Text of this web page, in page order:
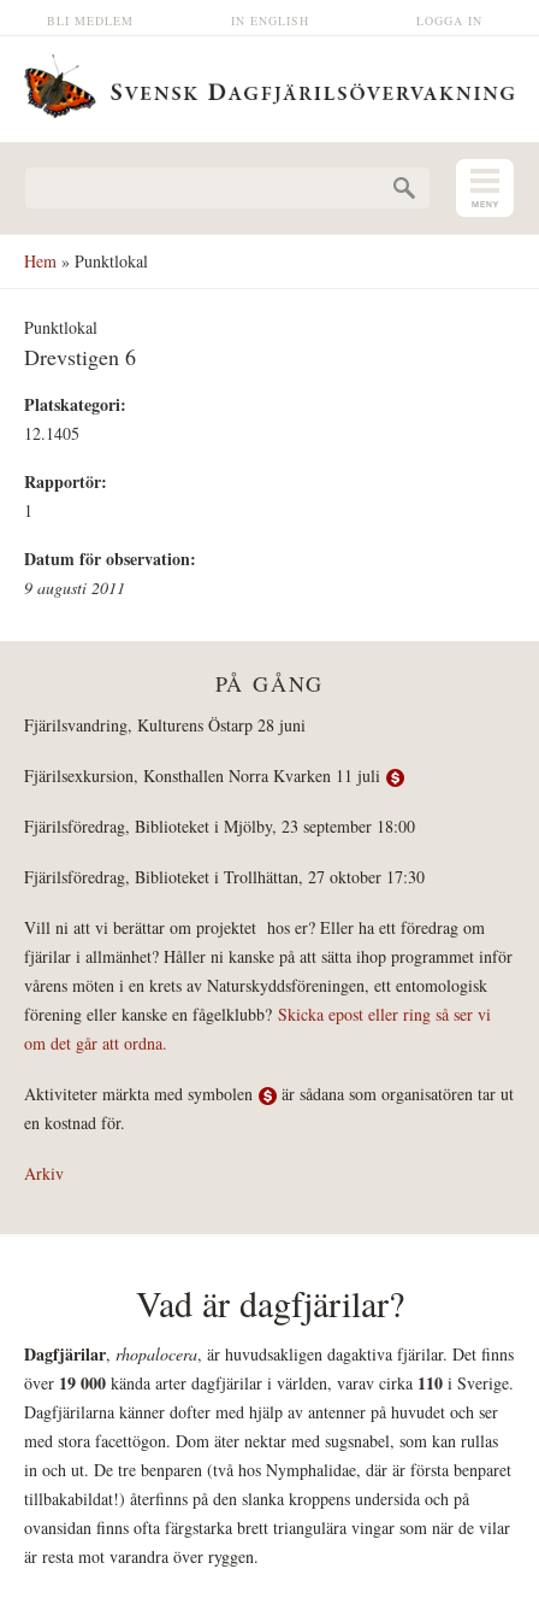
Hoppa till huvudinnehåll LOGGA IN
IN ENGLISH
BLI MEDLEM
Hem » Punktlokal
Punktlokal
Drevstigen 6
Platskategori:
12.1405
Rapportör:
1
Datum för observation:
9 augusti 2011
PÅ GÅNG
Fjärilsvandring, Kulturens Östarp 28 juni
Fjärilsexkursion, Konsthallen Norra Kvarken 11 juli
Fjärilsföredrag, Biblioteket i Mjölby, 23 september 18:00
Fjärilsföredrag, Biblioteket i Trollhättan, 27 oktober 17:30
Vill ni att vi berättar om projektet hos er? Eller ha ett föredrag om
fjärilar i allmänhet? Håller ni kanske på att sätta ihop programmet inför
vårens möten i en krets av Naturskyddsföreningen, ett entomologisk
förening eller kanske en fågelklubb? Skicka epost eller ring så ser vi
om det går att ordna.
Aktiviteter märkta med symbolen
är sådana som organisatören tar ut
en kostnad för.
Arkiv
Vad är dagfjärilar?
Dagfjärilar, rhopalocera, är huvudsakligen dagaktiva fjärilar. Det finns
över 19 000 kända arter dagfjärilar i världen, varav cirka 110 i Sverige.
Dagfjärilarna känner dofter med hjälp av antenner på huvudet och ser
med stora facettögon. Dom äter nektar med sugsnabel, som kan rullas
in och ut. De tre benparen (två hos Nymphalidae, där är första benparet
tillbakabildat!) återfinns på den slanka kroppens undersida och på
ovansidan finns ofta färgstarka brett triangulära vingar som när de vilar
är resta mot varandra över ryggen.